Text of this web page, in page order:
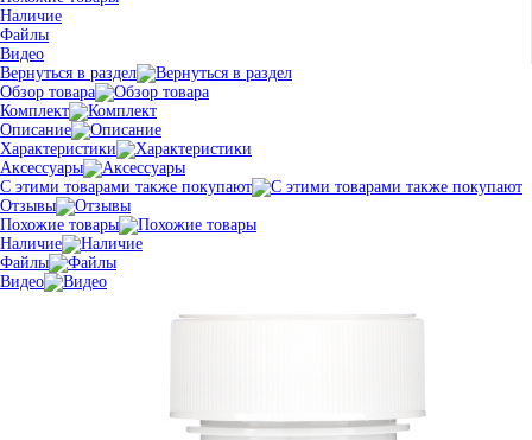
Наличие
Файлы
Видео
Вернуться в раздел
Обзор товара
Комплект
Описание
Характеристики
Аксессуары
С этими товарами также покупают
Отзывы
Похожие товары
Наличие
Файлы
Видео